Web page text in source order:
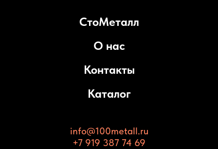
СтоМеталл
О нас
Контакты
Каталог
info@100metall.ru
+7 919 387 74 69